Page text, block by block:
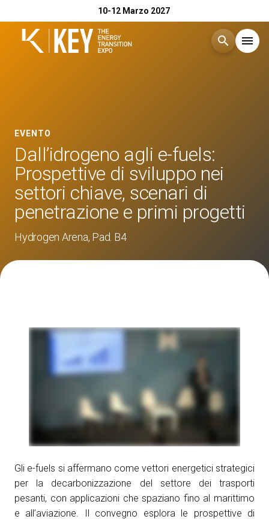
10-12 Marzo 2027
search menu
Visita
Catalogo Espositori 2026
Eventi
Prenota il tuo spazio
EVENTO
Dall’idrogeno agli e-fuels:
Prospettive di sviluppo nei
settori chiave, scenari di
penetrazione e primi progetti
Hydrogen Arena, Pad. B4
Gli e-fuels si affermano come vettori energetici strategici
per la decarbonizzazione del settore dei trasporti
pesanti, con applicazioni che spaziano fino al marittimo
e all’aviazione. Il convegno esplora le prospettive di